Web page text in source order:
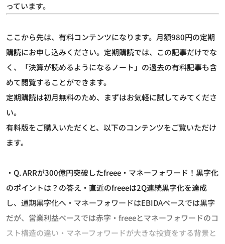
っています。
ここから先は、有料コンテンツになります。月額980円の定期
購読にお申し込みください。定期購読では、この記事だけでな
く、「決算が読めるようになるノート」の過去の有料記事も含
めて閲覧することができます。
定期購読は初月無料のため、まずはお気軽に試してみてくださ
い。
有料版をご購入いただくと、以下のコンテンツをご覧いただけ
ます。
・Q. ARRが300億円突破したfreee・マネーフォワード！黒字化
のポイントは？の答え・直近のfreeeは2Q連続黒字化を達成
し、通期黒字化へ・マネーフォワードはEBIDAベースでは黒字
だが、営業利益ベースでは赤字・freeeとマネーフォワードのコ
スト構造の違い・マネーフォワードが大きな投資をする背景と